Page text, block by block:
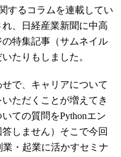
するコラムを連載してい
、日経産業新聞に中高
特集記事（サムネイル
たりもしました。
で、キャリアについて
ただくことが増えてき
ての質問をPythonエン
しません）そこで今回
業・起業に活かすセミナ